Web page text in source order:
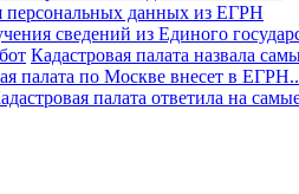
персональных данных из ЕГРН
сведений из Единого
Кадастровая палата назвала
палата по Москве внесет в
палата ответила на